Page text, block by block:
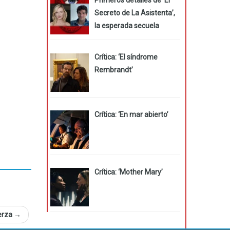
→
Secreto de La Asistenta’,
la esperada secuela
Crítica: ‘El síndrome
Rembrandt’
Crítica: ‘En mar abierto’
Crítica: ‘Mother Mary’